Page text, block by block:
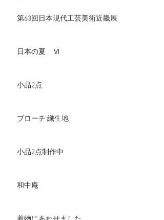
第63回日本現代工芸美術近畿展
日本の夏 Ⅵ
小品2点
ブローチ 織生地
小品2点制作中
和中庵